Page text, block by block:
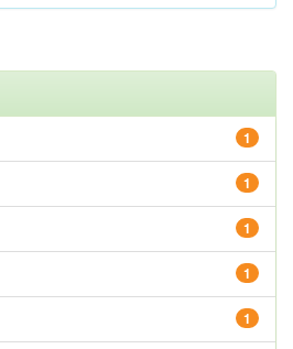
1
1
1
1
1